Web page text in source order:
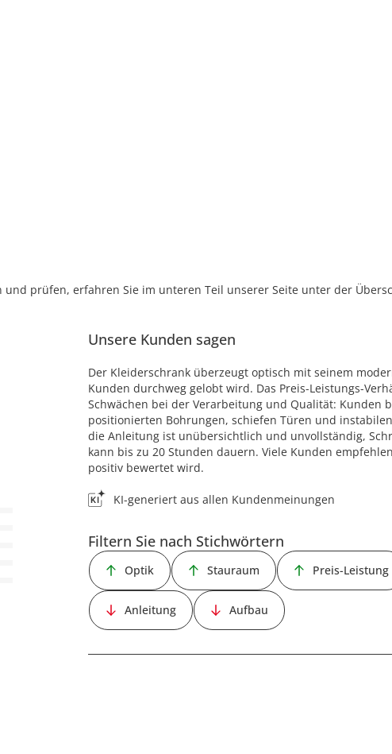
prüfen, erfahren Sie im unteren Teil unserer Seite unter der
Unsere Kunden sagen
Der Kleiderschrank überzeugt optisch mit seinem
Kunden durchweg gelobt wird. Das Preis-Leistungs-
Schwächen bei der Verarbeitung und Qualität: Kunden
positionierten Bohrungen, schiefen Türen und
die Anleitung ist unübersichtlich und unvollständig,
kann bis zu 20 Stunden dauern. Viele Kunden
positiv bewertet wird.
KI-generiert aus allen Kundenmeinungen
Filtern Sie nach Stichwörtern
Optik Stauraum Preis-Leistung
Anleitung Aufbau